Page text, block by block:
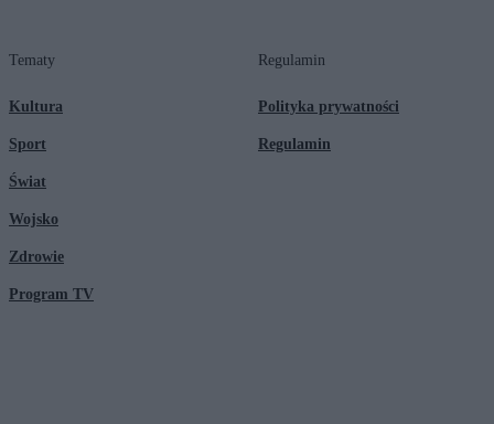
Tematy
Kultura
Sport
Świat
Wojsko
Zdrowie
Program TV
Regulamin
Polityka prywatności
Regulamin